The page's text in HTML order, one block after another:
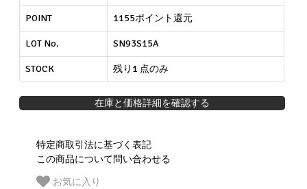
POINT 1155ポイント還元
LOT No. SN93S15A
STOCK 残り1 点のみ
在庫と価格詳細を確認する
特定商取引法に基づく表記
この商品について問い合わせる
お気に入り